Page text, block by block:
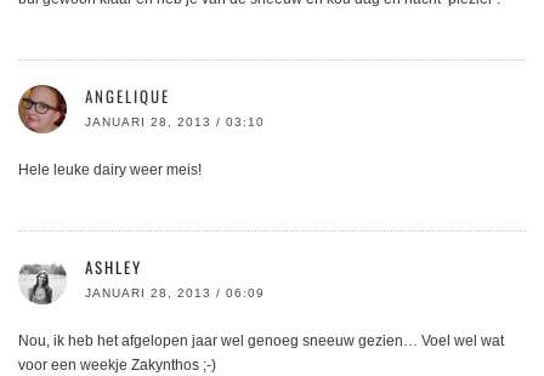
ANGELIQUE
JANUARI 28, 2013 / 03:10
Hele leuke dairy weer meis!
ASHLEY
JANUARI 28, 2013 / 06:09
Nou, ik heb het afgelopen jaar wel genoeg sneeuw gezien… Voel wel wat
voor een weekje Zakynthos ;-)